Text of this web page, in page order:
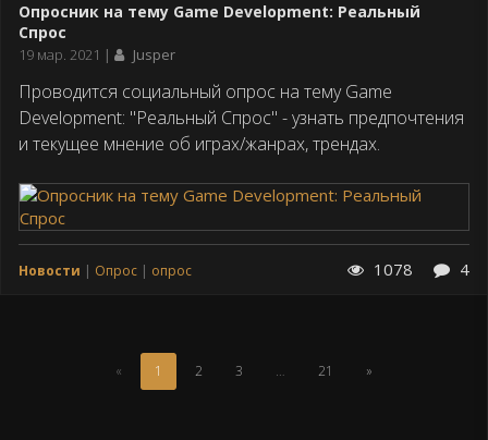
Опросник на тему Game Development: Реальный
Спрос
Дата
19 мар. 2021 Jusper
Проводится социальный опрос на тему Game
Development: "Реальный Спрос" - узнать предпочтения
и текущее мнение об играх/жанрах, трендах.
Новости Опрос опрос 1078 4
« 1
(Текущая
страница)
2 3 … 21 »